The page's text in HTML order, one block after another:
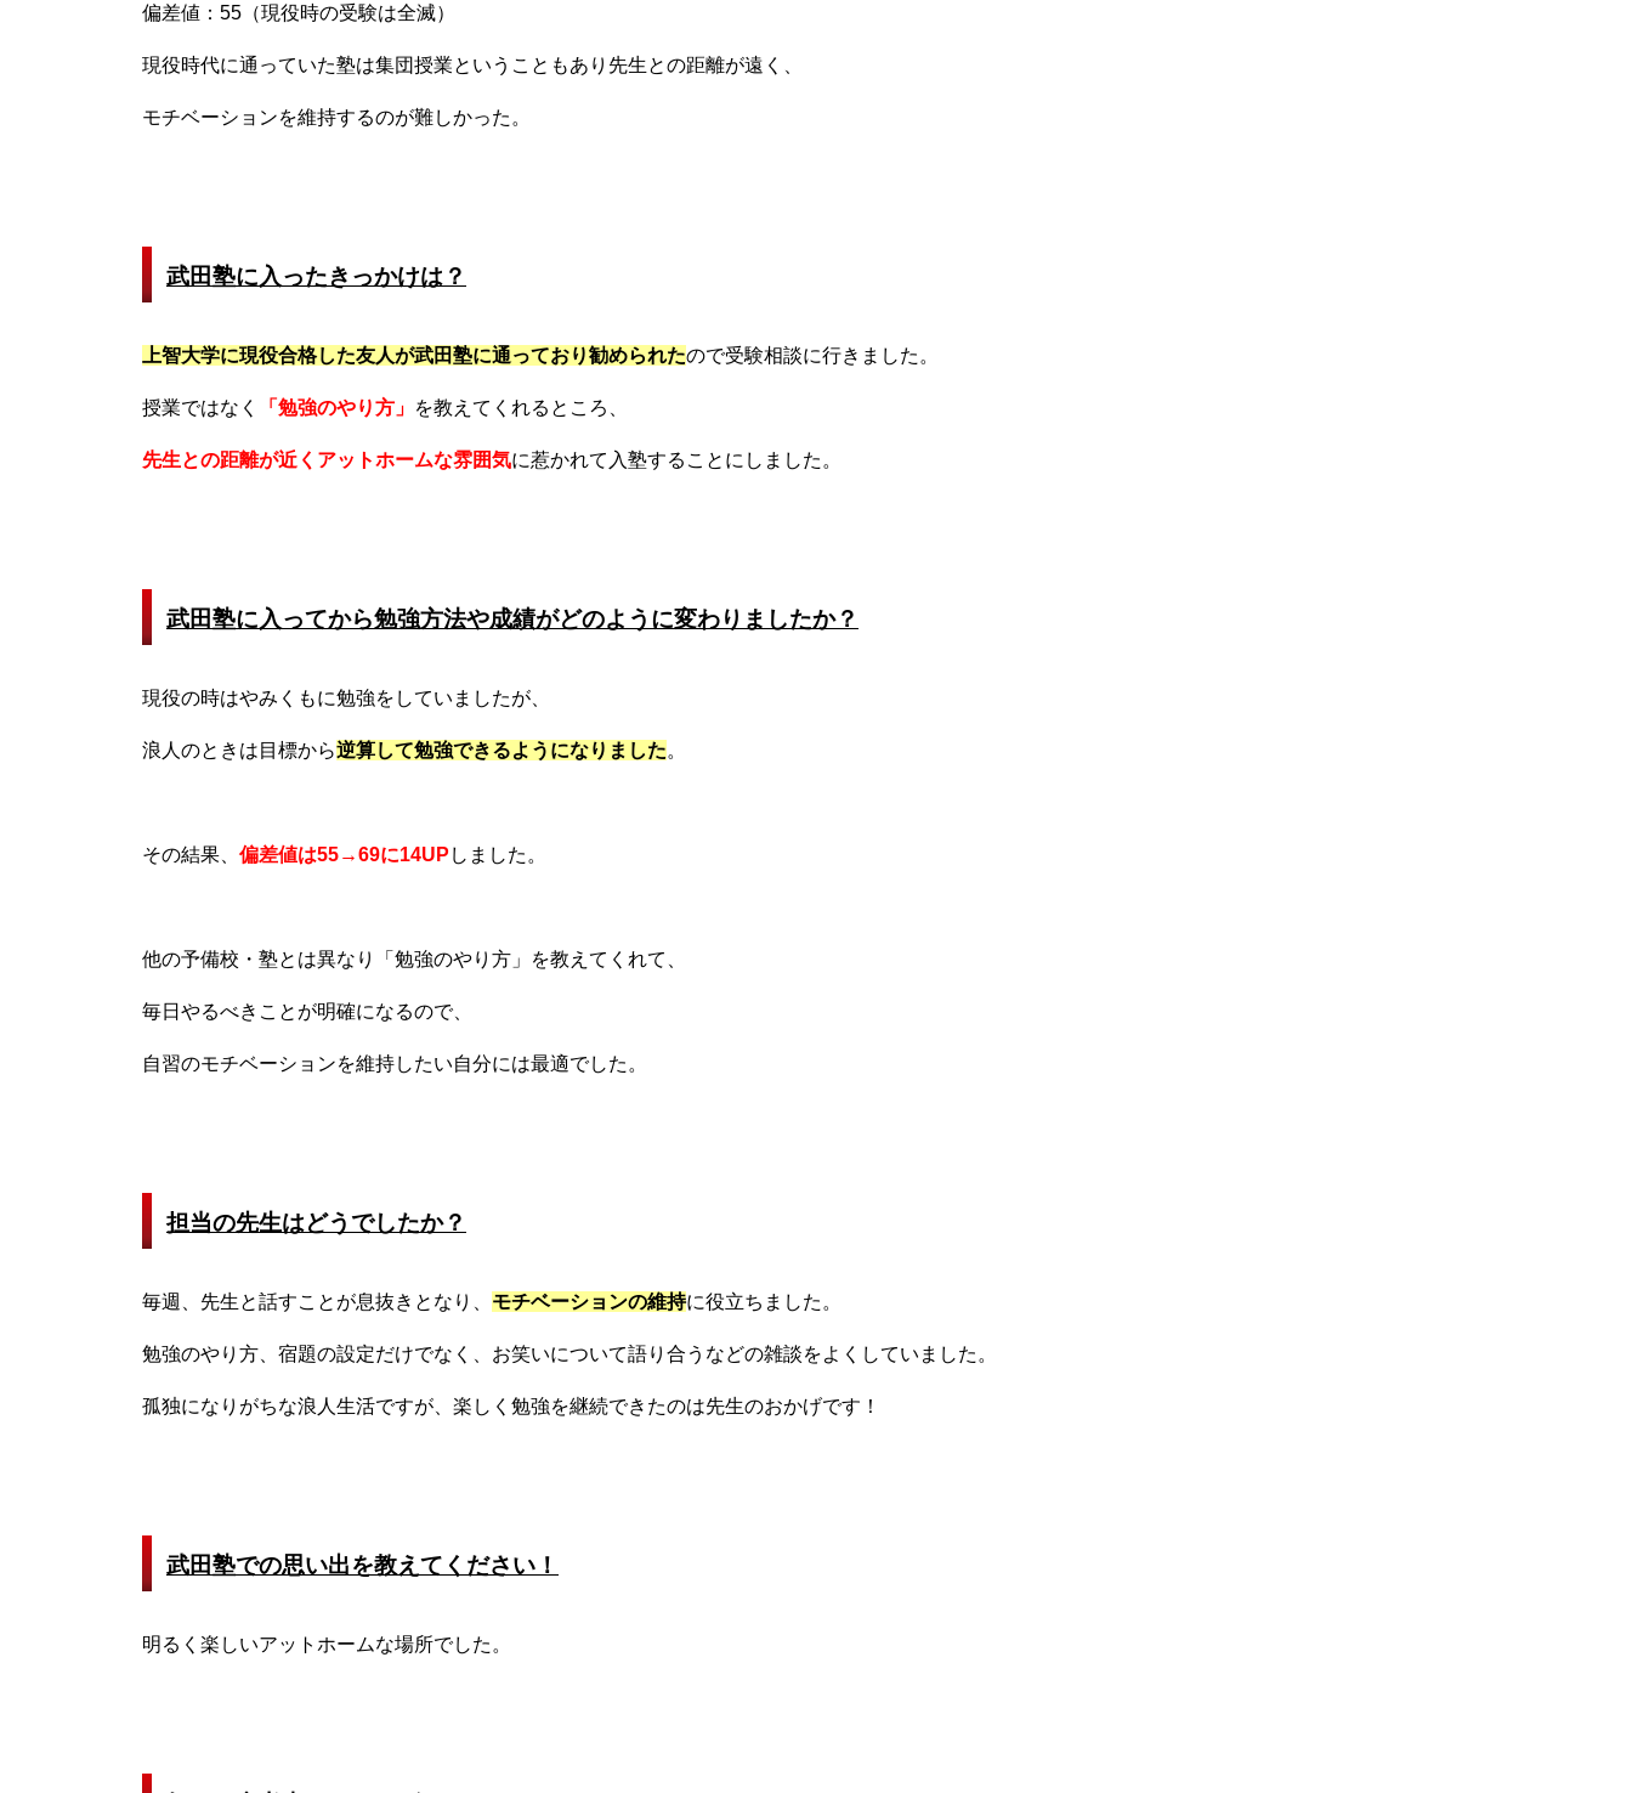
偏差値：55（現役時の受験は全滅）
現役時代に通っていた塾は集団授業ということもあり先生との距離が遠く、
モチベーションを維持するのが難しかった。
武田塾に入ったきっかけは？
上智大学に現役合格した友人が武田塾に通っており勧められたので受験相談に行きました。
授業ではなく 「勉強のやり方」 を教えてくれるところ、
先生との距離が近くアットホームな雰囲気に惹かれて入塾することにしました。
武田塾に入ってから勉強方法や成績がどのように変わりましたか？
現役の時はやみくもに勉強をしていましたが、
浪人のときは目標から逆算して勉強できるようになりました。
その結果、 偏差値は55→69に14UP しました。
他の予備校・塾とは異なり「勉強のやり方」を教えてくれて、
毎日やるべきことが明確になるので、
自習のモチベーションを維持したい自分には最適でした。
担当の先生はどうでしたか？
毎週、先生と話すことが息抜きとなり、 モチベーションの維持に役立ちました。
勉強のやり方、宿題の設定だけでなく、お笑いについて語り合うなどの雑談をよくしていました。
孤独になりがちな浪人生活ですが、楽しく勉強を継続できたのは先生のおかげです！
武田塾での思い出を教えてください！
明るく楽しいアットホームな場所でした。